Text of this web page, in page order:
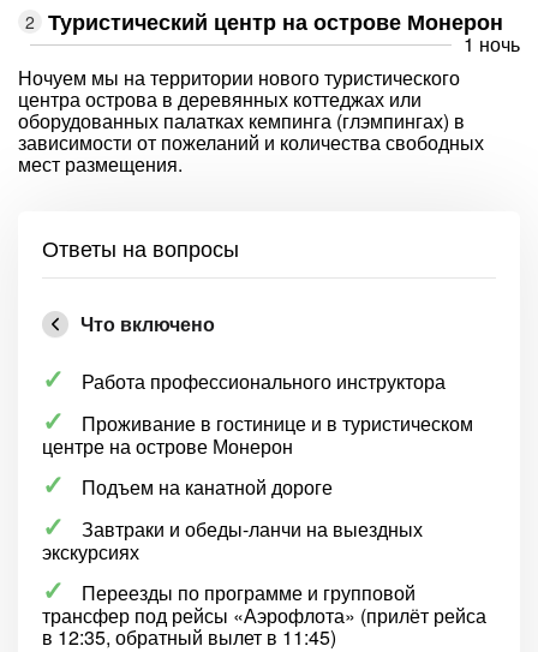
Туристический центр на острове Монерон
1 ночь
Ночуем мы на территории нового туристического
центра острова в деревянных коттеджах или
оборудованных палатках кемпинга (глэмпингах) в
зависимости от пожеланий и количества свободных
мест размещения.
Ответы на вопросы
Что включено
Работа профессионального инструктора
Проживание в гостинице и в туристическом
центре на острове Монерон
Подъем на канатной дороге
Завтраки и обеды-ланчи на выездных
экскурсиях
Переезды по программе и групповой
трансфер под рейсы «Аэрофлота» (прилёт рейса
в 12:35, обратный вылет в 11:45)